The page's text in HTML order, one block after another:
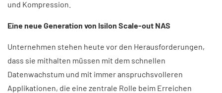
und Kompression.
Eine neue Generation von Isilon Scale-out NAS
Unternehmen stehen heute vor den Herausforderungen,
dass sie mithalten müssen mit dem schnellen
Datenwachstum und mit immer anspruchsvolleren
Applikationen, die eine zentrale Rolle beim Erreichen